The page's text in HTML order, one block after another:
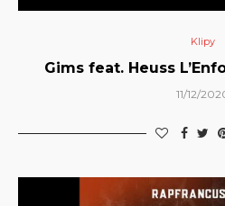
Klipy
Gims feat. Heuss
11/12/